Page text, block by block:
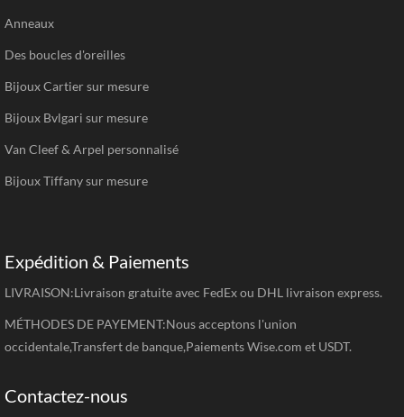
Anneaux
Des boucles d'oreilles
Bijoux Cartier sur mesure
Bijoux Bvlgari sur mesure
Van Cleef & Arpel personnalisé
Bijoux Tiffany sur mesure
Expédition & Paiements
LIVRAISON:Livraison gratuite avec FedEx ou DHL livraison express.
MÉTHODES DE PAYEMENT:Nous acceptons l'union
occidentale,Transfert de banque,Paiements Wise.com et USDT.
Contactez-nous